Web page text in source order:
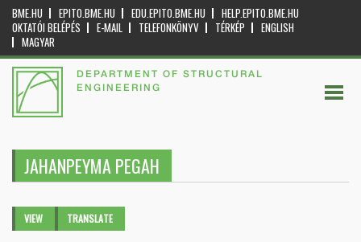
BME.HU EPITO.BME.HU EDU.EPITO.BME.HU
HELP.EPITO.BME.HU
OKTATÓI BELÉPÉS
E-MAIL TELEFONKÖNYV TÉRKÉP
ENGLISH
MAGYAR
DEPARTMENT OF STRUCTURAL
ENGINEERING
JAHANPEYMA PEGAH
Primary tabs
VIEW (ACTIVETRANSLATE